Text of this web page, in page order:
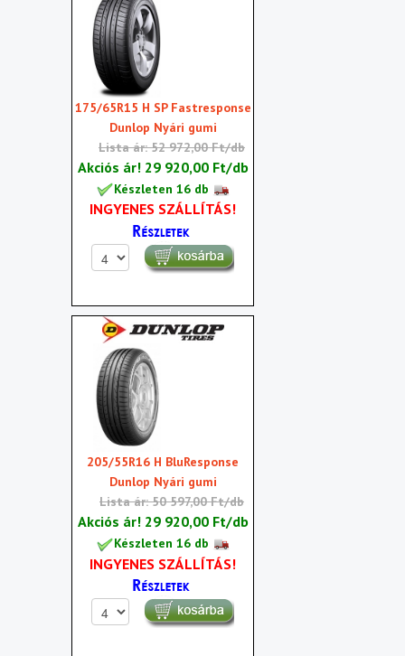
175/65R15 H SP Fastresponse
Dunlop Nyári gumi
Lista ár: 52 972,00 Ft/db
Akciós ár! 29 920,00 Ft/db
Készleten 16 db
INGYENES SZÁLLÍTÁS!
205/55R16 H BluResponse
Dunlop Nyári gumi
Lista ár: 50 597,00 Ft/db
Akciós ár! 29 920,00 Ft/db
Készleten 16 db
INGYENES SZÁLLÍTÁS!